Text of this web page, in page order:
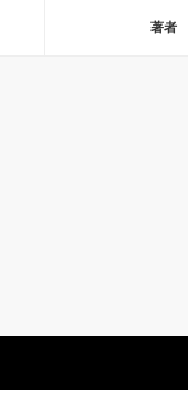
著者